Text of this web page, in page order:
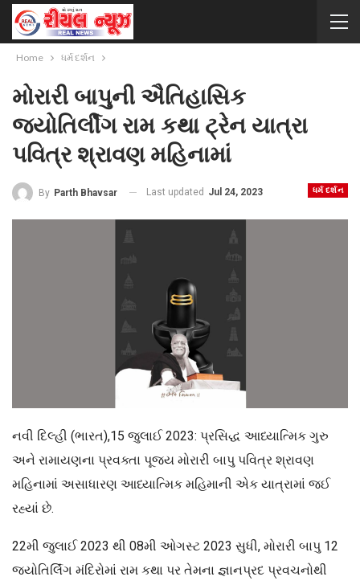
Home ધર્મ દર્શન
મોરારી બાપુની ઐતિહાસિક
જ્યોતિર્લીંગ રામ કથા ટ્રેન યાત્રા
પવિત્ર શ્રાવણ મહિનામાં
ધર્મ દર્શન
By Parth Bhavsar Last updated Jul 24, 2023
નવી દિલ્હી (ભારત),15 જુલાઈ 2023: પ્રસિદ્ધ આધ્યાત્મિક ગુરુ
અને રામાયણના પ્રવક્તા પૂજ્ય મોરારી બાપુ પવિત્ર શ્રાવણ
મહિનામાં અસાધારણ આધ્યાત્મિક મહિમાની એક યાત્રામાં જઈ
રહ્યાં છે.
22મી જુલાઈ 2023 થી 08મી ઓગસ્ટ 2023 સુધી, મોરારી બાપુ 12
જ્યોતિર્લિંગ મંદિરોમાં રામ કથા પર તેમના જ્ઞાનપ્રદ પ્રવચનોથી